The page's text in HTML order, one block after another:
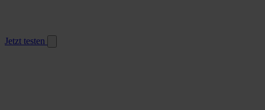
Jetzt testen